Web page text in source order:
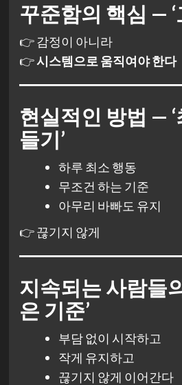
꾸준함의 핵심 — ‘
👉 감정이 아니라
👉시스템으로 움직여야 한다
현실적인 방법 —
들기’
하루 최소 행동
무조건 하는 기준
아무리 바빠도 유지
👉 끊기지 않게
지속되는 사람들
은 기준’
부담 없이 시작하고
작게 유지하고
끊기지 않게 이어간다